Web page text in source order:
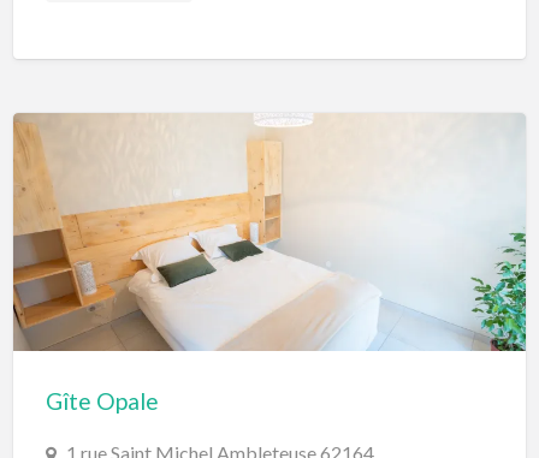
Gîte Opale
1 rue Saint Michel Ambleteuse 62164